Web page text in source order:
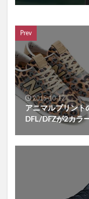
Prev
2015-10-12
アニマルプリント
DFL/DFZが2カラ